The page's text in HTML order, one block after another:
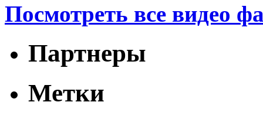
Посмотреть все видео
Партнеры
Метки